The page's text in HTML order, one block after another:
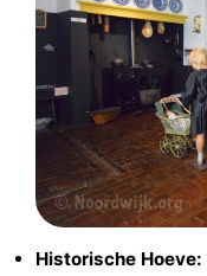
Steden
Sporten
Zwembaden
Fietsen
Wandelen
- Historische Hoeve: